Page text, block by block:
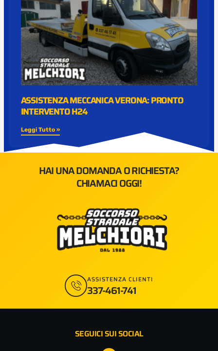
ASSISTENZA MECCANICA VERONA: PRONTO
INTERVENTO H24
Leggi Tutto »
HAI UNA DOMANDA O RICHIESTA?
CHIAMACI OGGI!
ASSISTENZA CLIENTI
337-461-741
SEGUICI SUI SOCIAL